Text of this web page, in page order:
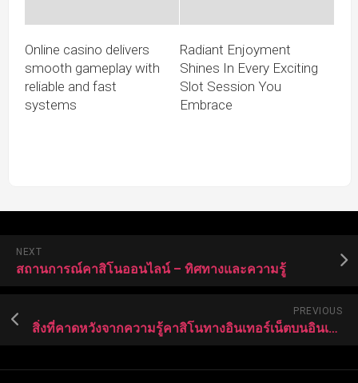
Online casino delivers
smooth gameplay with
reliable and fast
systems
Radiant Enjoyment
Shines In Every Exciting
Slot Session You
Embrace
NEXT
สถานการณ์คาสิโนออนไลน์ – ทิศทางและความรู้
PREVIOUS
สิ่งที่คาดหวังจากความรู้คาสิโนทางอินเทอร์เน็ตบนอินเทอร์เน็ต